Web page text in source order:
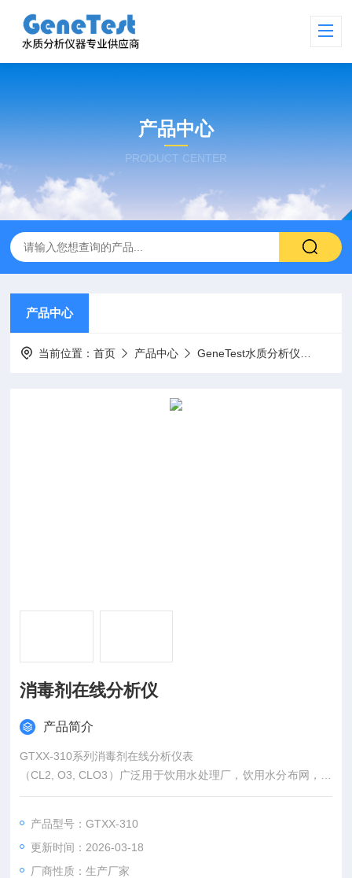
产品中心
PRODUCT CENTER
产品中心
当前位置：首页 产品中心 GeneTest水质分析仪
消毒剂在线分析仪
产品简介
GTXX-310系列消毒剂在线分析仪表
（CL2, O3, CLO3）广泛用于饮用水处理厂，饮用水分布网，游
泳池，水质处理工程，污水处理，水质消毒等各个行业过程，对
产品型号：GTXX-310
更新时间：2026-03-18
厂商性质：生产厂家